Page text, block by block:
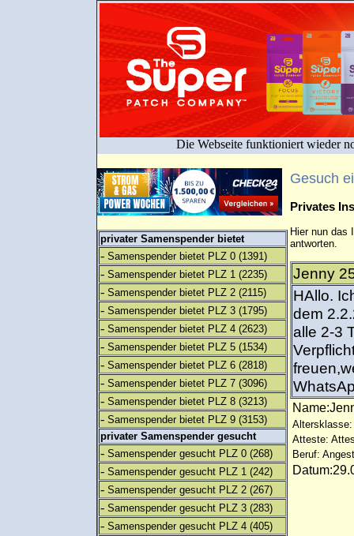
Die Webseite funktioniert wieder
privater Samenspender bietet
- Samenspender bietet PLZ 0 (1391)
- Samenspender bietet PLZ 1 (2235)
- Samenspender bietet PLZ 2 (2115)
- Samenspender bietet PLZ 3 (1795)
- Samenspender bietet PLZ 4 (2623)
- Samenspender bietet PLZ 5 (1534)
- Samenspender bietet PLZ 6 (2818)
- Samenspender bietet PLZ 7 (3096)
- Samenspender bietet PLZ 8 (3213)
- Samenspender bietet PLZ 9 (3153)
privater Samenspender gesucht
- Samenspender gesucht PLZ 0 (268)
- Samenspender gesucht PLZ 1 (242)
- Samenspender gesucht PLZ 2 (267)
- Samenspender gesucht PLZ 3 (283)
- Samenspender gesucht PLZ 4 (405)
Gesuch
Privates
Hier nun das
antworten.
Jenny
HAllo.
dem
alle 2-3
Altersklasse:
Atteste:
Beruf: